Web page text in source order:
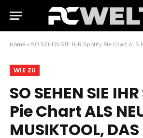
Home » SO SEHEN SIE IHR Spotify Pie Chart ALS NEUES
WIE ZU
SO SEHEN SIE
Pie Chart ALS
MUSIKTOOL,